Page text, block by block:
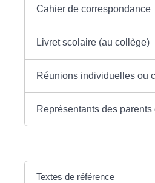
Cahier de correspondance
Livret scolaire (au collège)
Réunions individuelles ou
Représentants des parents
Textes de référence